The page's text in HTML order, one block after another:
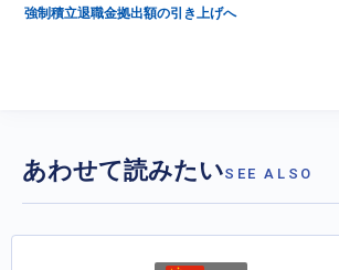
強制積立退職金拠出額の引き上げへ
あわせて読みたいSEE ALSO